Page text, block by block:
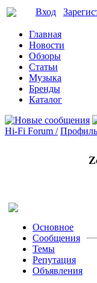
Вход
Главная
Новости
Обзоры
Статьи
Музыка
Бренды
Каталог
Hi-Fi Forum / Профиль
Основное
Сообщения
Темы
Репутация
Объявления